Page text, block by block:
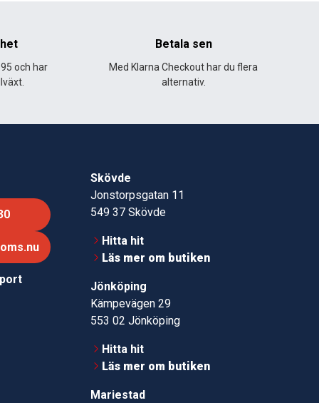
och har
Betala sen
Med Klarna Checkout har du flera
alternativ.
Skövde
Jonstorpsgatan 11
549 37 Skövde
Hitta hit
Läs mer om butiken
Jönköping
Kämpevägen 29
553 02 Jönköping
Hitta hit
Läs mer om butiken
Mariestad